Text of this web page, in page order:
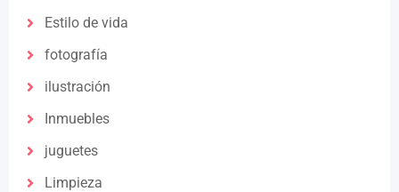
Estilo de vida
fotografía
ilustración
Inmuebles
juguetes
Limpieza